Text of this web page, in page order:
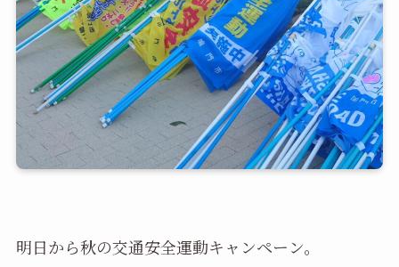
明日から秋の交通安全運動キャンペーン。